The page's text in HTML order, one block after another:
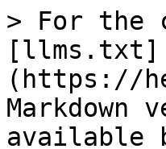
> For the
[llms.txt]
(https://
Markdown
available